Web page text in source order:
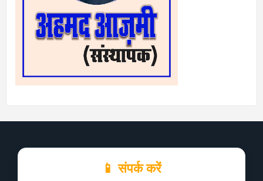
📱 संपर्क करें